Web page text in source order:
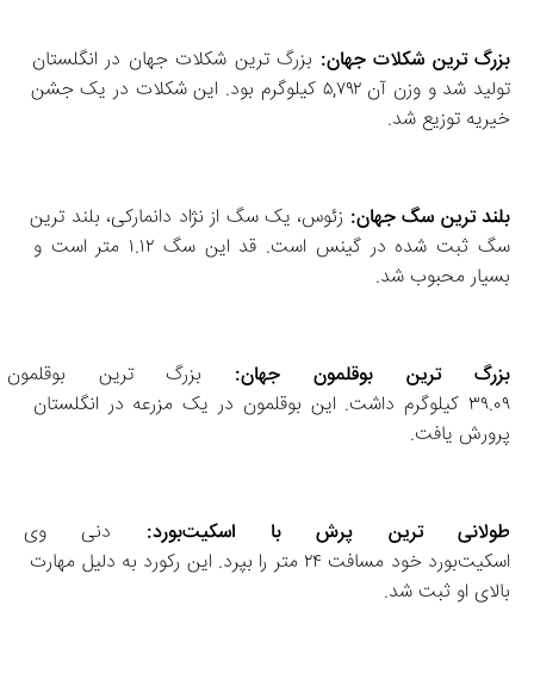
بزرگ‌ ترین شکلات جهان:
بزرگ‌ ترین شکلات جهان در انگلستان
تولید شد و وزن آن ۵,۷۹۲ کیلوگرم بود. این شکلات در یک جشن
خیریه توزیع شد.
بلند ترین سگ جهان: زئوس، یک سگ از نژاد دانمارکی، بلند ترین
سگ ثبت‌ شده در گینس است. قد این سگ ۱.۱۲ متر است و
بسیار محبوب شد.
بزرگ‌ ترین بوقلمون جهان:
بزرگ‌ ترین
۳۹.۰۹ کیلوگرم داشت. این بوقلمون در یک مزرعه در انگلستان
پرورش یافت.
طولانی‌ ترین پرش با اسکیت‌بورد:
دنی وی
اسکیت‌بورد خود مسافت ۲۴ متر را بپرد. این رکورد به دلیل مهارت
بالای او ثبت شد.